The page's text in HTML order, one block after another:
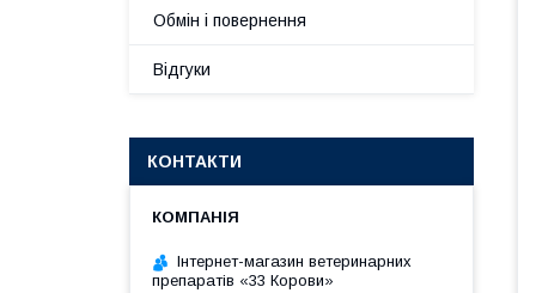
Обмін і повернення
Відгуки
КОНТАКТИ
Інтернет-магазин ветеринарних
препаратів «33 Корови»